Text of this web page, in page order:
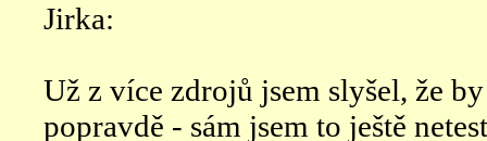
Jirka:
Už z více zdrojů jsem slyšel, že
popravdě - sám jsem to ještě